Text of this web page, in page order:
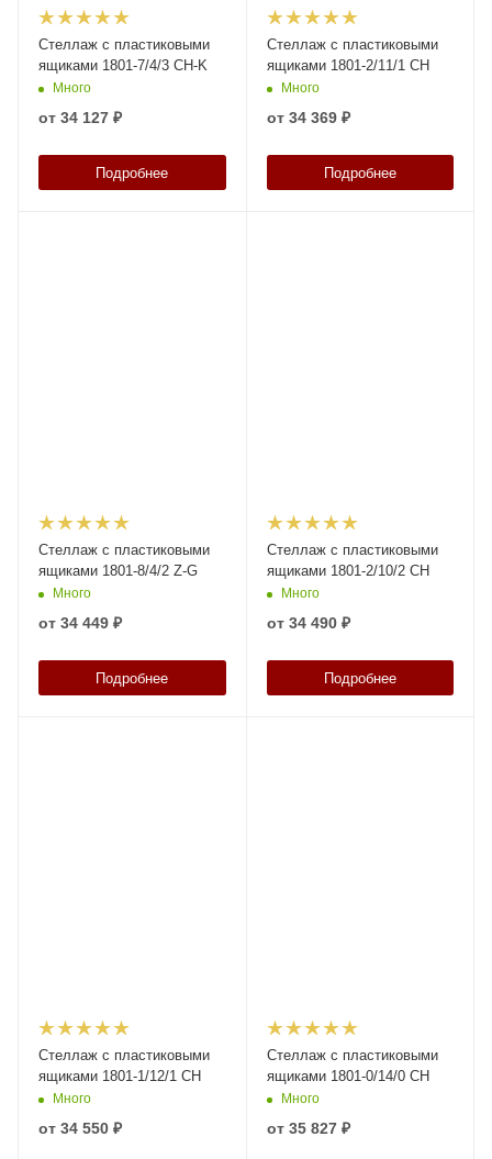
Стеллаж с пластиковыми
ящиками 1801-7/4/3 CH-K
Много
от 34 127 ₽
Подробнее
Стеллаж с пластиковыми
ящиками 1801-2/11/1 CH
Много
от 34 369 ₽
Подробнее
Стеллаж с пластиковыми
ящиками 1801-8/4/2 Z-G
Много
от 34 449 ₽
Подробнее
Стеллаж с пластиковыми
ящиками 1801-2/10/2 CH
Много
от 34 490 ₽
Подробнее
Стеллаж с пластиковыми
ящиками 1801-1/12/1 CH
Много
от 34 550 ₽
Стеллаж с пластиковыми
ящиками 1801-0/14/0 CH
Много
от 35 827 ₽